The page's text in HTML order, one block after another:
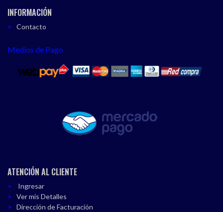
INFORMACIÓN
Contacto
Medios de Pago
ATENCIÓN AL CLIENTE
Ingresar
Ver mis Detalles
Dirección de Facturación